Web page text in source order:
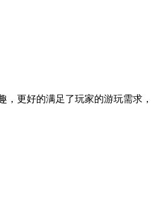
更好的满足了玩家的游玩需求，